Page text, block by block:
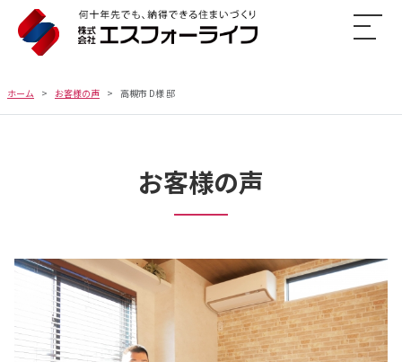
ホーム お客様の声 高槻市 D様 邸
お客様の声